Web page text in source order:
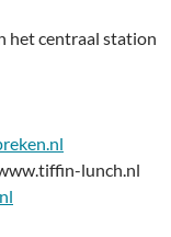
het centraal station
lunch.nl